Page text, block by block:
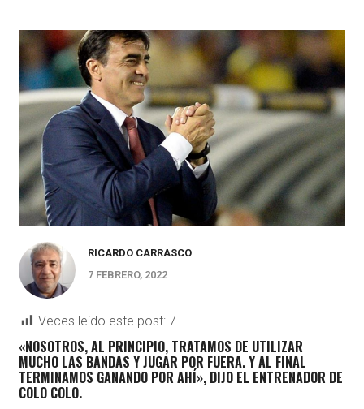
RICARDO CARRASCO
7 FEBRERO, 2022
Veces leído este post: 7
«NOSOTROS, AL PRINCIPIO, TRATAMOS DE UTILIZAR
MUCHO LAS BANDAS Y JUGAR POR FUERA. Y AL FINAL
TERMINAMOS GANANDO POR AHÍ», DIJO EL ENTRENADOR DE
COLO COLO.